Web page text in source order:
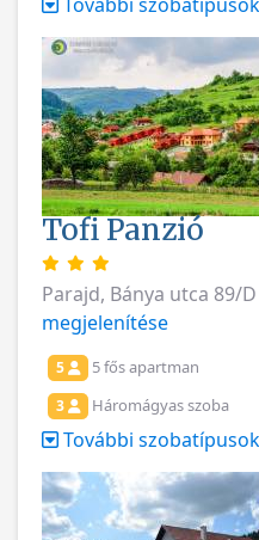
Tofi Panzió
Parajd, Bánya utca 89/
megjelenítése
5 5 fős apartman
3 Háromágyas szoba
További